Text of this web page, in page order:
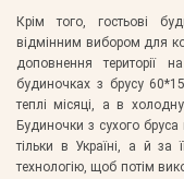
Крім того, гостьові
відмінним вибором для
доповнення території
будиночках з брусу
теплі місяці, а в
Будиночки з сухого
тільки в Україні, а й за
технологію, щоб потім